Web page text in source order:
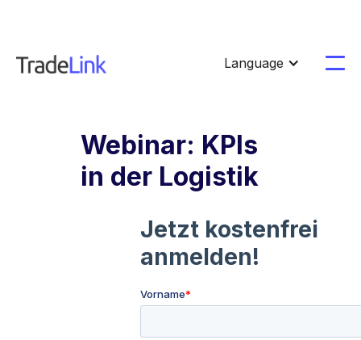
Language
Webinar: KPIs
in der Logistik